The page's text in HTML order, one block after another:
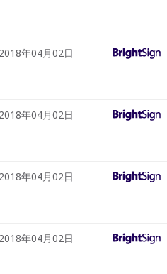
2018年04月02日
2018年04月02日
2018年04月02日
2018年04月02日